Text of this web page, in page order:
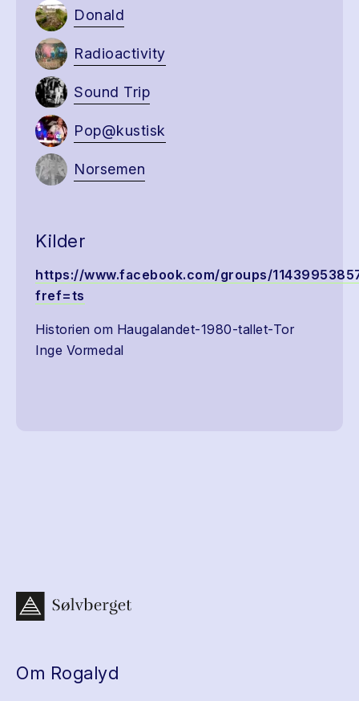
Donald
Radioactivity
Sound Trip
Pop@kustisk
Norsemen
Kilder
https://www.facebook.com/groups/
fref=ts
Historien om Haugalandet-1980-tallet-Tor
Inge Vormedal
Om Rogalyd